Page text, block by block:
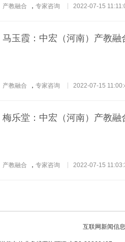
产教融合 ， 专家咨询 2022-07-15
马玉霞：中宏（河南）产教融
产教融合 ， 专家咨询 2022-07-15
梅乐堂：中宏（河南）产教融
产教融合 ， 专家咨询 2022-07-15
互联网新闻信